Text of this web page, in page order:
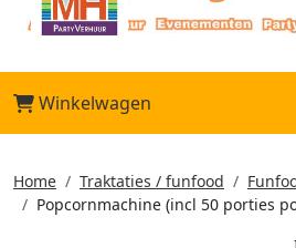
Winkelwagen
Home Traktaties / funfood
Popcornmachine (incl 50 porties